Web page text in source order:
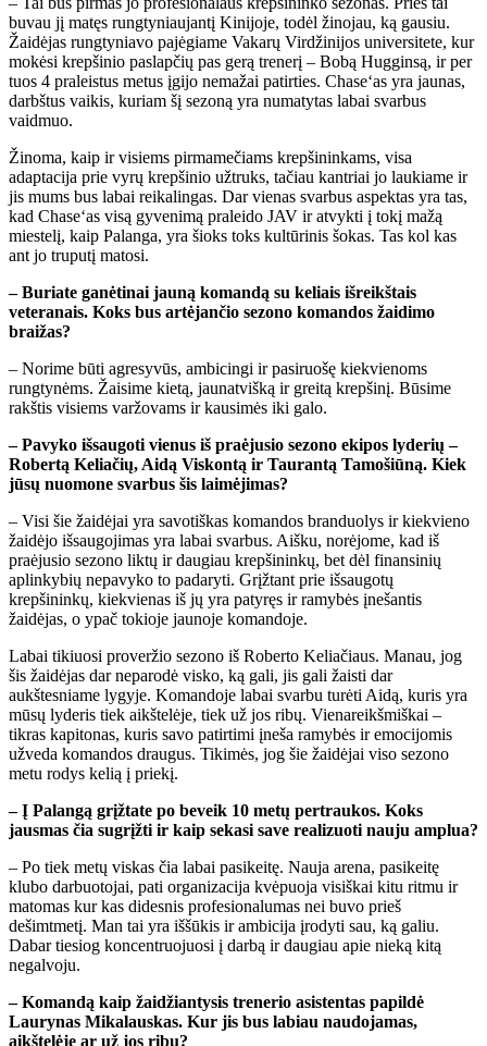
buvau jį matęs rungtyniaujantį Kinijoje, todėl žinojau, ką gausiu.
Žaidėjas rungtyniavo pajėgiame Vakarų Virdžinijos universitete, kur
mokėsi krepšinio paslapčių pas gerą trenerį – Bobą Hugginsą, ir per
tuos 4 praleistus metus įgijo nemažai patirties. Chase‘as yra jaunas,
darbštus vaikis, kuriam šį sezoną yra numatytas labai svarbus
vaidmuo.
Žinoma, kaip ir visiems pirmamečiams krepšininkams, visa
adaptacija prie vyrų krepšinio užtruks, tačiau kantriai jo laukiame ir
jis mums bus labai reikalingas. Dar vienas svarbus aspektas yra tas,
kad Chase‘as visą gyvenimą praleido JAV ir atvykti į tokį mažą
miestelį, kaip Palanga, yra šioks toks kultūrinis šokas. Tas kol kas
ant jo truputį matosi.
– Buriate ganėtinai jauną komandą su keliais išreikštais
veteranais. Koks bus artėjančio sezono komandos žaidimo
braižas?
– Norime būti agresyvūs, ambicingi ir pasiruošę kiekvienoms
rungtynėms. Žaisime kietą, jaunatvišką ir greitą krepšinį. Būsime
rakštis visiems varžovams ir kausimės iki galo.
– Pavyko išsaugoti vienus iš praėjusio sezono ekipos lyderių –
Robertą Keliačių, Aidą Viskontą ir Taurantą Tamošiūną. Kiek
jūsų nuomone svarbus šis laimėjimas?
– Visi šie žaidėjai yra savotiškas komandos branduolys ir kiekvieno
žaidėjo išsaugojimas yra labai svarbus. Aišku, norėjome, kad iš
praėjusio sezono liktų ir daugiau krepšininkų, bet dėl finansinių
aplinkybių nepavyko to padaryti. Grįžtant prie išsaugotų
krepšininkų, kiekvienas iš jų yra patyręs ir ramybės įnešantis
žaidėjas, o ypač tokioje jaunoje komandoje.
Labai tikiuosi proveržio sezono iš Roberto Keliačiaus. Manau, jog
šis žaidėjas dar neparodė visko, ką gali, jis gali žaisti dar
aukštesniame lygyje. Komandoje labai svarbu turėti Aidą, kuris yra
mūsų lyderis tiek aikštelėje, tiek už jos ribų. Vienareikšmiškai –
tikras kapitonas, kuris savo patirtimi įneša ramybės ir emocijomis
užveda komandos draugus. Tikimės, jog šie žaidėjai viso sezono
metu rodys kelią į priekį.
– Į Palangą grįžtate po beveik 10 metų pertraukos. Koks
jausmas čia sugrįžti ir kaip sekasi save realizuoti nauju amplua?
– Po tiek metų viskas čia labai pasikeitę. Nauja arena, pasikeitę
klubo darbuotojai, pati organizacija kvėpuoja visiškai kitu ritmu ir
matomas kur kas didesnis profesionalumas nei buvo prieš
dešimtmetį. Man tai yra iššūkis ir ambicija įrodyti sau, ką galiu.
Dabar tiesiog koncentruojuosi į darbą ir daugiau apie nieką kitą
negalvoju.
– Komandą kaip žaidžiantysis trenerio asistentas papildė
Laurynas Mikalauskas. Kur jis bus labiau naudojamas,
aikštelėje ar už jos ribų?